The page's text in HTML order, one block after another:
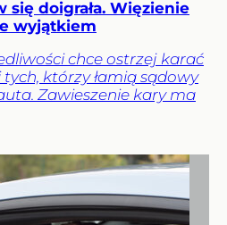
się doigrała. Więzienie
wyjątkiem
chce ostrzej karać
którzy łamią sądowy
Zawieszenie kary ma